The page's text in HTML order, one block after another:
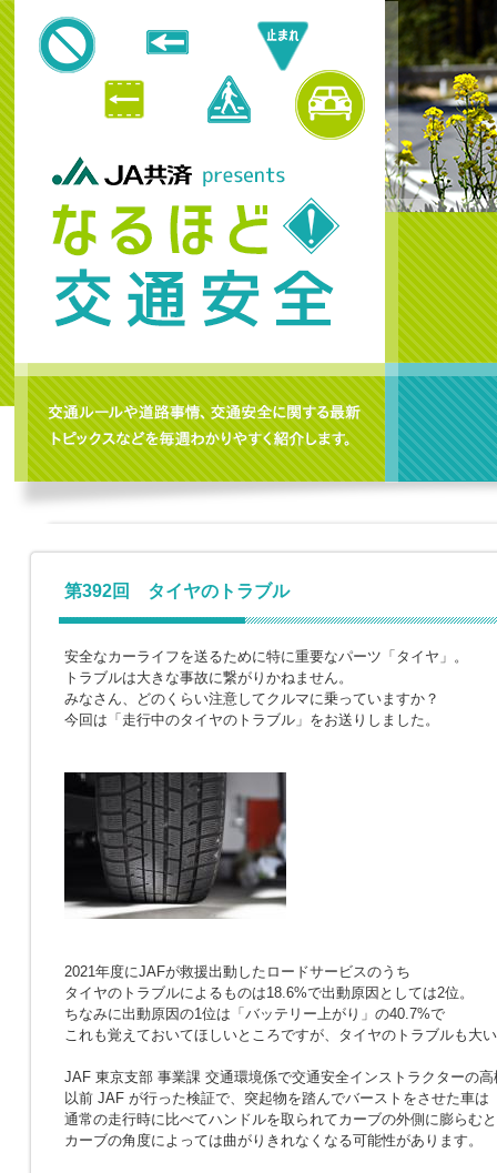
第392回 タイヤのトラブル
安全なカーライフを送るために特に重要なパーツ「タイヤ」。
トラブルは大きな事故に繋がりかねません。
みなさん、どのくらい注意してクルマに乗っていますか？
今回は「走行中のタイヤのトラブル」をお送りしました。
2021年度にJAFが救援出動したロードサービスのうち
タイヤのトラブルによるものは18.6%で出動原因としては2位。
ちなみに出動原因の1位は「バッテリー上がり」の40.7%で
これも覚えておいてほしいところですが、タイヤのトラブルも大
JAF 東京支部 事業課 交通環境係で交通安全インストラクターの
以前 JAF が行った検証で、突起物を踏んでバーストをさせた車は
通常の走行時に比べてハンドルを取られてカーブの外側に膨らむ
カーブの角度によっては曲がりきれなくなる可能性があります。